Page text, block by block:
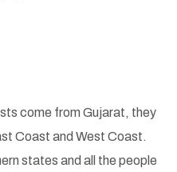
come from Gujarat, they
Coast and West Coast.
states and all the people